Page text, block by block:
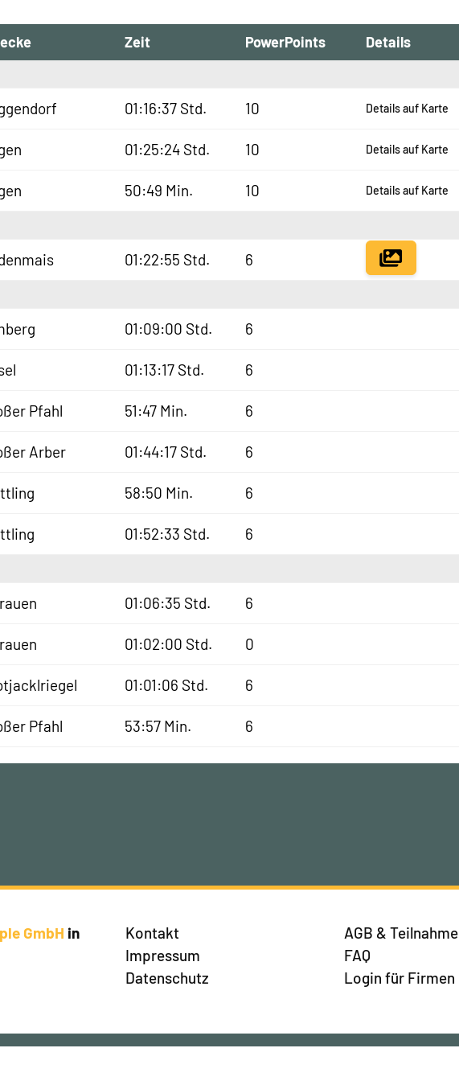
Zeit PowerPoints Details
01:16:37 Std. 10 Details auf Karte
01:25:24 Std. 10 Details auf Karte
50:49 Min. 10 Details auf Karte
01:22:55 Std. 6
01:09:00 Std. 6
01:13:17 Std. 6
Pfahl 51:47 Min. 6
Arber 01:44:17 Std. 6
58:50 Min. 6
01:52:33 Std. 6
01:06:35 Std. 6
01:02:00 Std. 0
01:01:06 Std. 6
Pfahl 53:57 Min. 6
GmbH in
Kontakt
Impressum
Datenschutz
AGB & Teilnahme
FAQ
Login für Firmen